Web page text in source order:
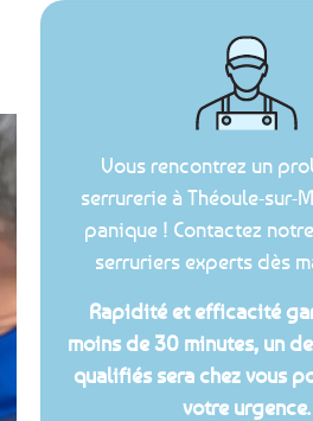
Vous rencontrez un
serrurerie à Théoule-sur-
panique ! Contactez
serruriers experts dès
Rapidité et efficacité
moins de 30 minutes, un
qualifiés sera chez vous
votre urgence.